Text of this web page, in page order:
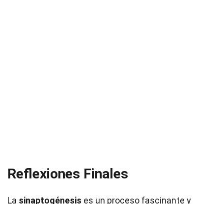
Reflexiones Finales
La sinaptogénesis es un proceso fascinante y